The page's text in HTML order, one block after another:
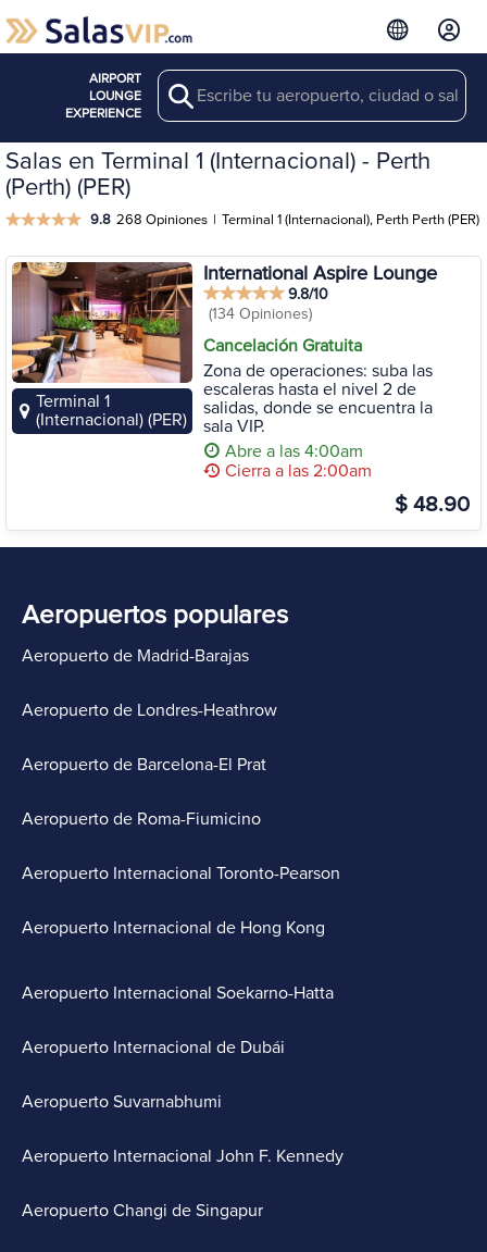
AIRPORT
LOUNGE
EXPERIENCE
Search
Salas en Terminal 1 (Internacional) - Perth
(Perth) (PER)
9.8 268 Opiniones | Terminal 1 (Internacional), Perth Perth (PER)
Terminal 1
(Internacional) (PER)
International Aspire Lounge
9.8/10
(134 Opiniones)
Cancelación Gratuita
Zona de operaciones: suba las
escaleras hasta el nivel 2 de
salidas, donde se encuentra la
sala VIP.
Abre a las 4:00am
Cierra a las 2:00am
$ 48.90
Aeropuertos populares
Aeropuerto de Madrid-Barajas
Aeropuerto de Londres-Heathrow
Aeropuerto de Barcelona-El Prat
Aeropuerto de Roma-Fiumicino
Aeropuerto Internacional Toronto-Pearson
Aeropuerto Internacional de Hong Kong
Aeropuerto Internacional Soekarno-Hatta
Aeropuerto Internacional de Dubái
Aeropuerto Suvarnabhumi
Aeropuerto Internacional John F. Kennedy
Aeropuerto Changi de Singapur